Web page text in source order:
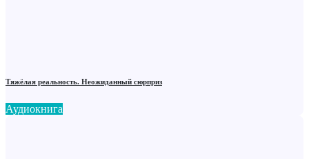
Тяжёлая реальность. Неожиданный сюрприз
Аудиокнига